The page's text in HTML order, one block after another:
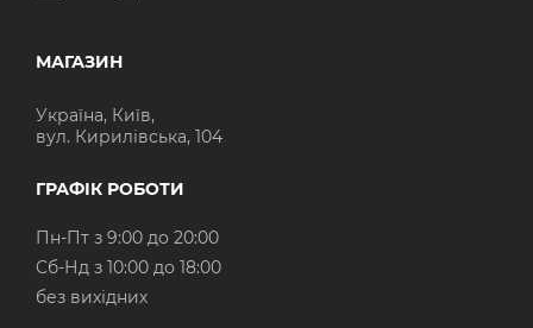
МАГАЗИН
Україна, Київ,
вул. Кирилівська, 104
ГРАФІК РОБОТИ
Пн-Пт з 9:00 до 20:00
Cб-Нд з 10:00 до 18:00
без вихідних